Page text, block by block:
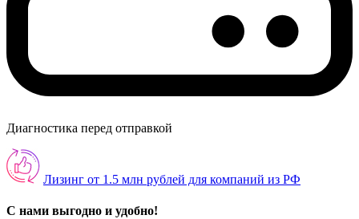
Диагностика перед отправкой
Лизинг от 1.5 млн рублей для компаний из РФ
С нами выгодно и удобно!